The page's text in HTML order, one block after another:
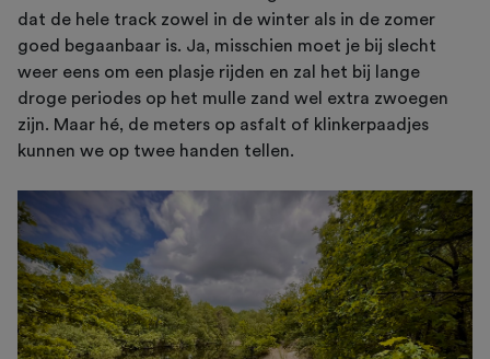
dat de hele track zowel in de winter als in de zomer
goed begaanbaar is. Ja, misschien moet je bij slecht
weer eens om een plasje rijden en zal het bij lange
droge periodes op het mulle zand wel extra zwoegen
zijn. Maar hé, de meters op asfalt of klinkerpaadjes
kunnen we op twee handen tellen.